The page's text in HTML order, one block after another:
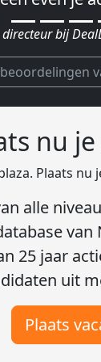
directeur bij
Head of
nu
Plaats
alle
van
25 jaar
uit
Plaats